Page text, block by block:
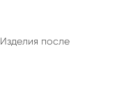
Изделия после